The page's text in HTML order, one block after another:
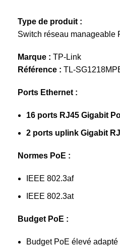
Type de produit :
Switch réseau manageable
Marque : TP-Link
Référence : TL-
Ports Ethernet :
16 ports RJ45 Gigabit
2 ports uplink Gigabit
Normes PoE :
IEEE 802.3af
IEEE 802.3at
Budget PoE :
Budget PoE élevé